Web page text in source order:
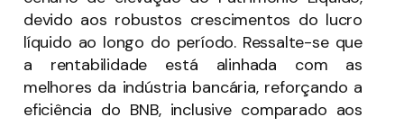
devido aos robustos crescimentos do lucro
líquido ao longo do período. Ressalte-se que
a rentabilidade está alinhada com as
melhores da indústria bancária, reforçando a
eficiência do BNB, inclusive comparado aos